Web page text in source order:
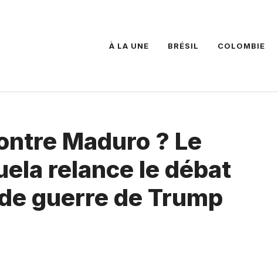
À LA UNE BRÉSIL COLOMBIE
Maduro ? Le
relance le débat
guerre de Trump